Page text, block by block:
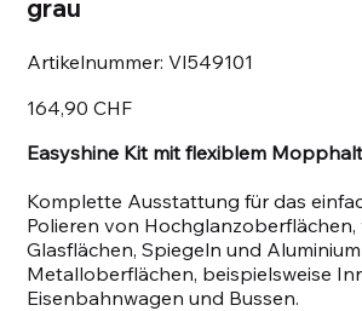
grau
Artikelnummer: Artikelnummer:
VI549101
VI549101
164,90 CHF
Easyshine Kit mit flexiblem
Komplette Ausstattung für das
Polieren von Hochglanzoberflächen,
Glasflächen, Spiegeln und
Metalloberflächen, beispielsweise
Eisenbahnwagen und Bussen.